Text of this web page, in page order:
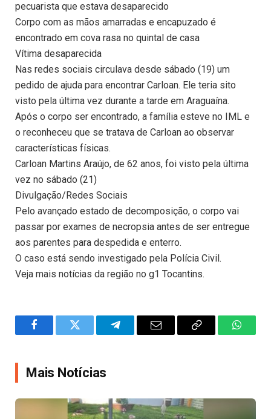
pecuarista que estava desaparecido
Corpo com as mãos amarradas e encapuzado é
encontrado em cova rasa no quintal de casa
Vítima desaparecida
Nas redes sociais circulava desde sábado (19) um
pedido de ajuda para encontrar Carloan. Ele teria sito
visto pela última vez durante a tarde em Araguaína.
Após o corpo ser encontrado, a família esteve no IML e
o reconheceu que se tratava de Carloan ao observar
características físicas.
Carloan Martins Araújo, de 62 anos, foi visto pela última
vez no sábado (21)
Divulgação/Redes Sociais
Pelo avançado estado de decomposição, o corpo vai
passar por exames de necropsia antes de ser entregue
aos parentes para despedida e enterro.
O caso está sendo investigado pela Polícia Civil.
Veja mais notícias da região no g1 Tocantins.
FacebookTwitter TelegramEmail
Copy
Mais Notícias